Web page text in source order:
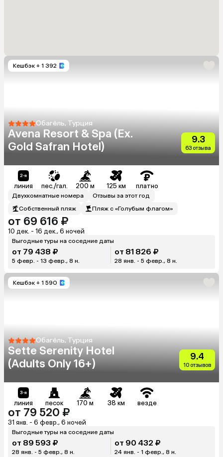
Кешбэк + 1 392
Обагёль, Турция
Avena Resort & Spa (Ex.
Gold Safran Hotel)
9.3
63 отзыва
линия пес./гал. 200 м 125 км платно
Двухкомнатные номера
Отзывы за этот год
Собственный пляж
Пляж с «Голубым флагом»
от 69 616 ₽
10 дек. - 16 дек., 6 ночей
Выгодные туры на соседние даты
от 79 438 ₽
5 февр. - 13 февр., 8 н.
от 81 826 ₽
28 янв. - 5 февр., 8 н.
Кешбэк + 1 590
Обагёль, Турция
Sette Serenity Hotel
(Adults Only 16+)
9.4
10 отзывов
линия песок 170 м 38 км везде
от 79 520 ₽
31 янв. - 6 февр., 6 ночей
Выгодные туры на соседние даты
от 89 593 ₽
28 янв. - 5 февр., 8 н.
от 90 432 ₽
24 янв. - 1 февр., 8 н.